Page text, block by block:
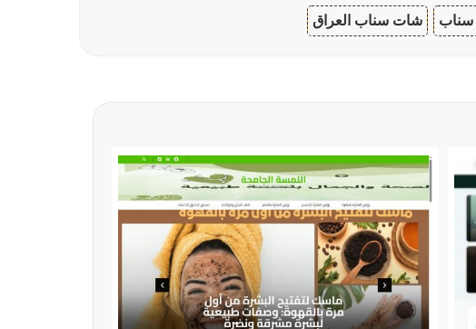
شات سناب العراق